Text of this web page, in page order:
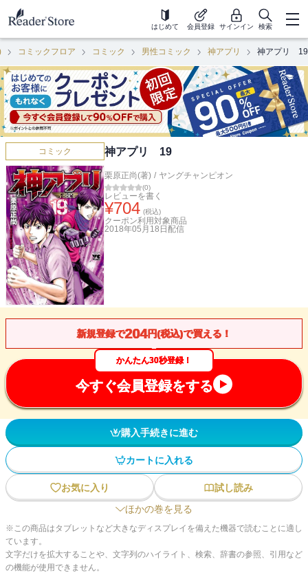
はじめて 会員登録 サインイン 検索
コミックフロア コミック 男性コミック 神アプリ 神アプリ 19
コミック 神アプリ 19
栗原正尚(著) / ヤングチャンピオン
(0)
レビューを書く
¥704 (税込)
クーポン利用対象商品
2018年05月18日 配信
新規登録で204円(税込)で買える！
かんたん30秒登録！
今すぐ会員登録をする
購入手続きに進む
カートに入れる
お気に入り
試し読み
ほかの巻を見る
※この商品はタブレットなど大きなディスプレイを備えた機器で読むことに適し
ています。
文字だけを拡大することや、文字列のハイライト、検索、辞書の参照、引用など
の機能が使用できません。